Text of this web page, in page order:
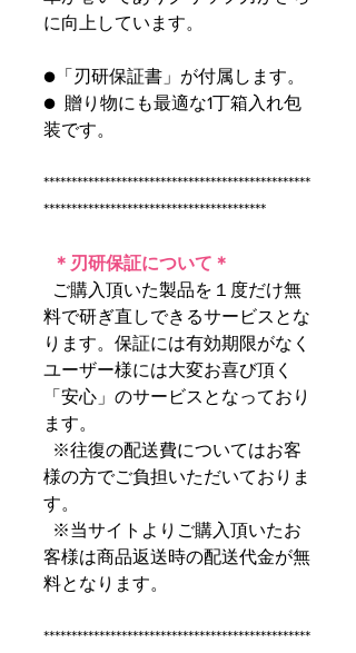
に向上しています。
●「刃研保証書」が付属します。
● 贈り物にも最適な1丁箱入れ包
装です。
************************************************
****************************************
＊刃研保証について＊
ご購入頂いた製品を１度だけ無
料で研ぎ直しできるサービスとな
ります。保証には有効期限がなく
ユーザー様には大変お喜び頂く
「安心」のサービスとなっており
ます。
※往復の配送費についてはお客
様の方でご負担いただいておりま
す。
※当サイトよりご購入頂いたお
客様は商品返送時の配送代金が無
料となります。
************************************************